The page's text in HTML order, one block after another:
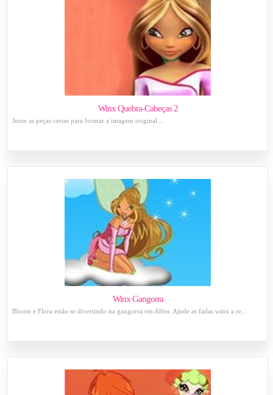
Winx Quebra-Cabeças 2
Junte as peças certas para formar a imagem original....
Winx Gangorra
Bloom e Flora estão se divertindo na gangorra em Alfea. Ajude as fadas winx a re...